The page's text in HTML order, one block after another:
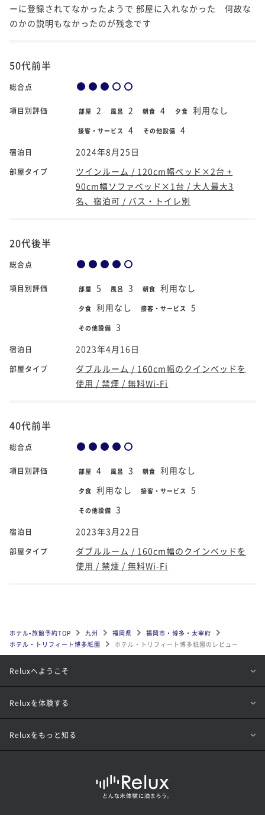
ーに登録されてなかったようで 部屋に入れなかった 何故な
のかの説明もなかったのが残念です
50代前半
総合点
項目別評価 部屋 2 風呂 2 朝食 4 夕食 利用なし
接客・サービス 4 その他設備 4
宿泊日 2024年8月25日
部屋タイプ
ツインルーム / 120cm幅ベッド×2台 +
90cm幅ソファベッド×1台 / 大人最大3
名、宿泊可 / バス・トイレ別
20代後半
総合点
項目別評価 部屋 5 風呂 3 朝食 利用なし
夕食 利用なし 接客・サービス 5
その他設備 3
宿泊日 2023年4月16日
部屋タイプ
ダブルルーム / 160cm幅のクインベッドを
使用 / 禁煙 / 無料Wi-Fi
40代前半
総合点
項目別評価 部屋 4 風呂 3 朝食 利用なし
夕食 利用なし 接客・サービス 5
その他設備 3
宿泊日 2023年3月22日
部屋タイプ
ダブルルーム / 160cm幅のクインベッドを
使用 / 禁煙 / 無料Wi-Fi
ホテル•旅館予約TOP 九州 福岡県
福岡市・博多・太宰府
ホテル・トリフィート博多祇園
ホテル・トリフィート博多祇園のレビュー
Reluxへようこそ
Reluxを体験する
Reluxをもっと知る